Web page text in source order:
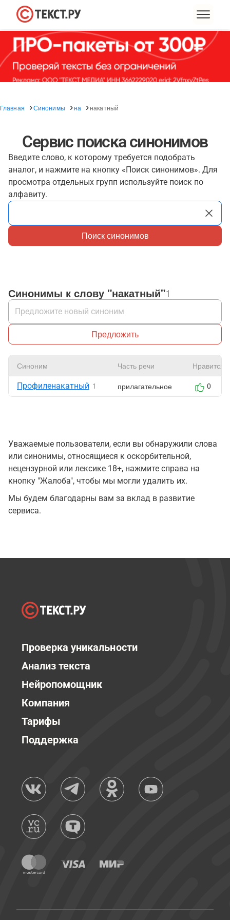
Главная Синонимы на накатный
Сервис поиска синонимов
Введите слово, к которому требуется подобрать
аналог, и нажмите на кнопку «Поиск синонимов». Для
просмотра отдельных групп используйте поиск по
алфавиту.
Поиск синонимов
Синонимы к слову "накатный"1
Предложить
Синоним Часть речи Нравится
Профиленакатный 1 прилагательное 0
Уважаемые пользователи, если вы обнаружили слова
или синонимы, относящиеся к оскорбительной,
нецензурной или лексике 18+, нажмите справа на
кнопку "Жалоба", чтобы мы могли удалить их.
Мы будем благодарны вам за вклад в развитие
сервиса.
Проверка уникальности
Анализ текста
Нейропомощник
Компания
Тарифы
Поддержка